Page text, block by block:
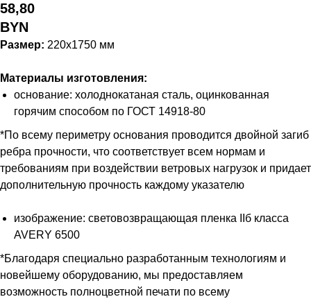
58,80
BYN
Размер: 220x1750 мм
Материалы изготовления:
основание: холоднокатаная сталь, оцинкованная
горячим способом по ГОСТ 14918-80
*По всему периметру основания проводится двойной загиб
ребра прочности, что соответствует всем нормам и
требованиям при воздействии ветровых нагрузок и придает
дополнительную прочность каждому указателю
изображение: световозвращающая пленка IIб класса
AVERY 6500
*Благодаря специально разработанным технологиям и
новейшему оборудованию, мы предоставляем
возможность полноцветной печати по всему